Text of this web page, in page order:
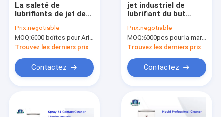
Produits
La saleté de
lubrifiants de jet de
enlèvent l'effet pour
la résine en plastique
Prix:negotiable
MOQ:6000 boîtes pour Aristo stigmatisent, 15000 boîtes pour la marque de client
Trouvez les derniers prix
Contactez
jet industriel de
lubrifiant du but
matière première
d'huile, anti jet de
rouille
Prix:negotiable
MOQ:6000pcs pour la marque d'Aristo, 15000pcs pour la marque de client
Trouvez les derniers prix
Contactez